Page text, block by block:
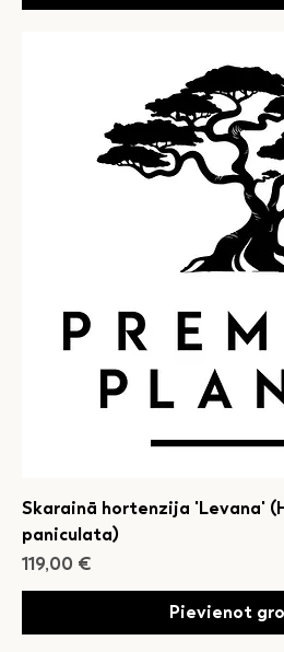
Skarainā hortenzija 'Levana'
paniculata)
Cena
119,00 €
Pievienot